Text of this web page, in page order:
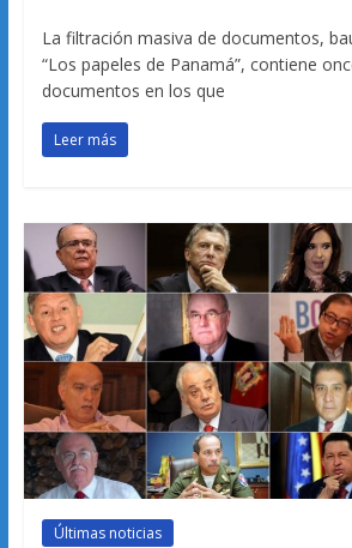
La filtración masiva de documentos,
“Los papeles de Panamá”, contiene
documentos en los que
Leer más
Últimas noticias